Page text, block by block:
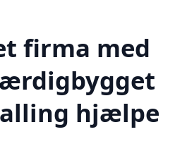
firma med
hjælpe